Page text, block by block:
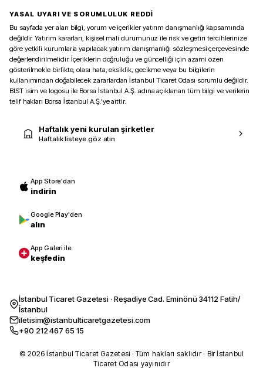
YASAL UYARI VE SORUMLULUK REDDİ
Bu sayfada yer alan bilgi, yorum ve içerikler yatırım danışmanlığı kapsamında
değildir. Yatırım kararları, kişisel mali durumunuz ile risk ve getiri tercihlerinize
göre yetkili kurumlarla yapılacak yatırım danışmanlığı sözleşmesi çerçevesinde
değerlendirilmelidir. İçeriklerin doğruluğu ve güncelliği için azami özen
gösterilmekle birlikte, olası hata, eksiklik, gecikme veya bu bilgilerin
kullanımından doğabilecek zararlardan İstanbul Ticaret Odası sorumlu değildir.
BIST isim ve logosu ile Borsa İstanbul A.Ş. adına açıklanan tüm bilgi ve verilerin
telif hakları Borsa İstanbul A.Ş.’ye aittir.
Haftalık yeni kurulan şirketler
Haftalık listeye göz atın
App Store'dan
indirin
Google Play'den
alın
App Galeri ile
keşfedin
İstanbul Ticaret Gazetesi · Reşadiye Cad. Eminönü 34112 Fatih/
İstanbul
iletisim@istanbulticaretgazetesi.com
+90 212 467 65 15
© 2026 İstanbul Ticaret Gazetesi · Tüm hakları saklıdır · Bir İstanbul
Ticaret Odası yayınıdır